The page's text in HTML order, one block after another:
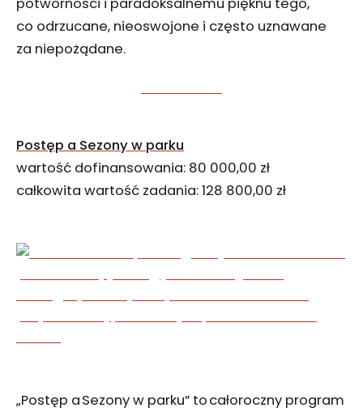
potworności i paradoksalnemu pięknu tego,
co odrzucane, nieoswojone i często uznawane
za niepożądane.
Postęp a Sezony w parku
wartość dofinansowania: 80 000,00 zł
całkowita wartość zadania: 128 800,00 zł
„Postęp a Sezony w parku” to całoroczny program